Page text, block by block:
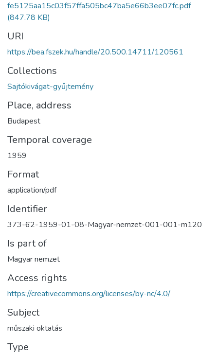
fe5125aa15c03f57ffa505bc47ba5e66b3ee07fc.pdf
(847.78 KB)
URI
https://bea.fszek.hu/handle/20.500.14711/120561
Collections
Sajtókivágat-gyűjtemény
Place, address
Budapest
Temporal coverage
1959
Format
application/pdf
Identifier
373-62-1959-01-08-Magyar-nemzet-001-001-m120
Is part of
Magyar nemzet
Access rights
https://creativecommons.org/licenses/by-nc/4.0/
Subject
műszaki oktatás
Type